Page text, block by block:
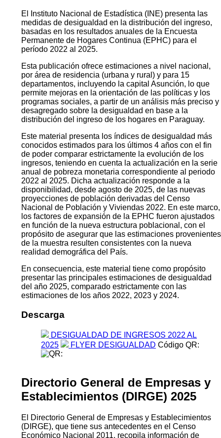
El Instituto Nacional de Estadística (INE) presenta las
medidas de desigualdad en la distribución del ingreso,
basadas en los resultados anuales de la Encuesta
Permanente de Hogares Continua (EPHC) para el
período 2022 al 2025.
Esta publicación ofrece estimaciones a nivel nacional,
por área de residencia (urbana y rural) y para 15
departamentos, incluyendo la capital Asunción, lo que
permite mejoras en la orientación de las políticas y los
programas sociales, a partir de un análisis más preciso y
desagregado sobre la desigualdad en base a la
distribución del ingreso de los hogares en Paraguay.
Este material presenta los índices de desigualdad más
conocidos estimados para los últimos 4 años con el fin
de poder comparar estrictamente la evolución de los
ingresos, teniendo en cuenta la actualización en la serie
anual de pobreza monetaria correspondiente al periodo
2022 al 2025. Dicha actualización responde a la
disponibilidad, desde agosto de 2025, de las nuevas
proyecciones de población derivadas del Censo
Nacional de Población y Viviendas 2022. En este marco,
los factores de expansión de la EPHC fueron ajustados
en función de la nueva estructura poblacional, con el
propósito de asegurar que las estimaciones provenientes
de la muestra resulten consistentes con la nueva
realidad demográfica del País.
En consecuencia, este material tiene como propósito
presentar las principales estimaciones de desigualdad
del año 2025, comparado estrictamente con las
estimaciones de los años 2022, 2023 y 2024.
Descarga
DESIGUALDAD DE INGRESOS 2022 AL
2025
FLYER DESIGUALDAD Código QR:
Directorio General de Empresas y
Establecimientos (DIRGE) 2025
El Directorio General de Empresas y Establecimientos
(DIRGE), que tiene sus antecedentes en el Censo
Económico Nacional 2011, recopila información de